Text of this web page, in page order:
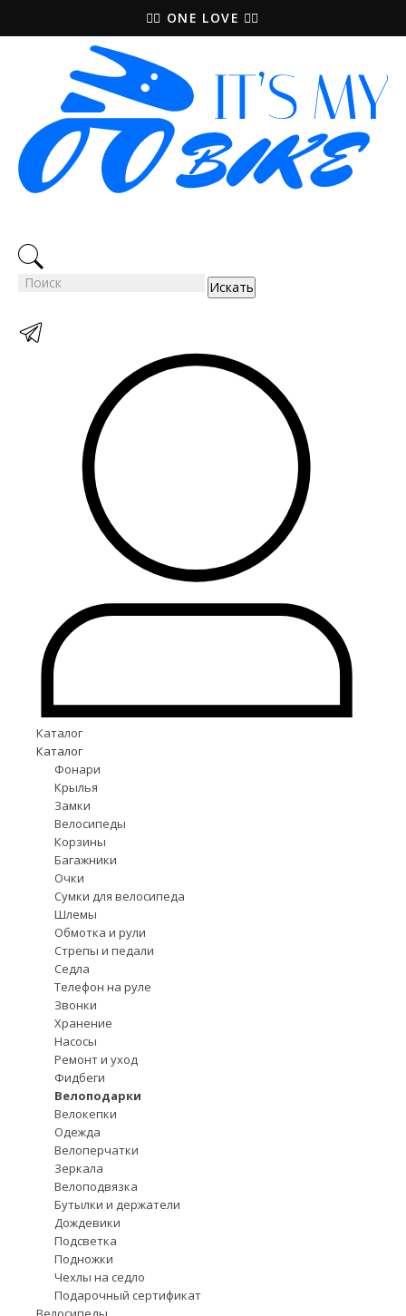
🚵‍♀️ ONE LOVE 🚴‍♀️
Искать
Каталог
Каталог
Фонари
Крылья
Замки
Велосипеды
Корзины
Багажники
Очки
Сумки для велосипеда
Шлемы
Обмотка и рули
Стрепы и педали
Седла
Телефон на руле
Звонки
Хранение
Насосы
Ремонт и уход
Фидбеги
Велоподарки
Велокепки
Одежда
Велоперчатки
Зеркала
Велоподвязка
Бутылки и держатели
Дождевики
Подсветка
Подножки
Чехлы на седло
Подарочный сертификат